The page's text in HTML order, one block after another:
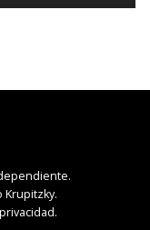
Krupitzky.